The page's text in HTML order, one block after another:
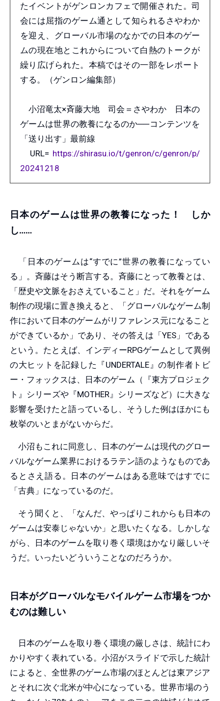
たイベントがゲンロンカフェで開催された。司
会には屈指のゲーム通として知られるさやわか
を迎え、グローバル市場のなかでの日本のゲー
ムの現在地とこれからについて白熱のトークが
繰り広げられた。本稿ではその一部をレポート
する。（ゲンロン編集部）
小沼竜太×斉藤大地 司会＝さやわか 日本の
ゲームは世界の教養になるのか──コンテンツを
「送り出す」最前線
URL= https://shirasu.io/t/genron/c/genron/p/
20241218
日本のゲームは世界の教養になった！ しか
し……
「日本のゲームは“すでに”世界の教養になってい
る」。斉藤はそう断言する。斉藤にとって教養とは、
「歴史や文脈をおさえていること」だ。それをゲーム
制作の現場に置き換えると、「グローバルなゲーム制
作において日本のゲームがリファレンス元になること
ができているか」であり、その答えは「YES」である
という。たとえば、インディーRPGゲームとして異例
の大ヒットを記録した『UNDERTALE』の制作者トビ
ー・フォックスは、日本のゲーム（『東方プロジェク
ト』シリーズや『MOTHER』シリーズなど）に大きな
影響を受けたと語っているし、そうした例はほかにも
枚挙のいとまがないからだ。
小沼もこれに同意し、日本のゲームは現代のグロー
バルなゲーム業界におけるラテン語のようなものであ
るとさえ語る。日本のゲームはある意味ではすでに
「古典」になっているのだ。
そう聞くと、「なんだ、やっぱりこれからも日本の
ゲームは安泰じゃないか」と思いたくなる。しかしな
がら、日本のゲームを取り巻く環境はかなり厳しいそ
うだ。いったいどういうことなのだろうか。
日本がグローバルなモバイルゲーム市場をつか
むのは難しい
日本のゲームを取り巻く環境の厳しさは、統計にわ
かりやすく表れている。小沼がスライドで示した統計
によると、全世界のゲーム市場のほとんどは東アジア
とそれに次ぐ北米が中心になっている。世界市場のう